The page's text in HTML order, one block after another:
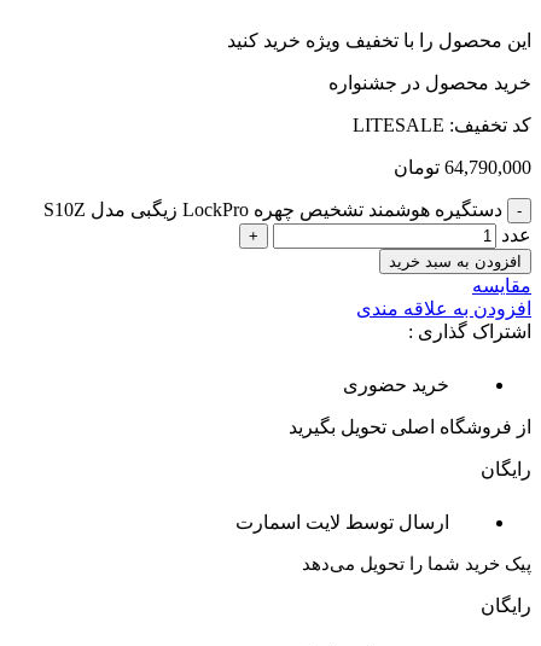
این محصول را با تخفیف ویژه خرید کنید
خرید محصول در جشنواره
کد تخفیف: LITESALE
64,790,000 تومان
دستگیره هوشمند تشخیص چهره LockPro زیگبی مدل S10Z
عدد
افزودن به سبد خرید
مقایسه
افزودن به علاقه مندی
اشتراک گذاری :
خرید حضوری
از فروشگاه اصلی تحویل بگیرید
رایگان
ارسال توسط لایت اسمارت
پیک خرید شما را تحویل می‌دهد
رایگان